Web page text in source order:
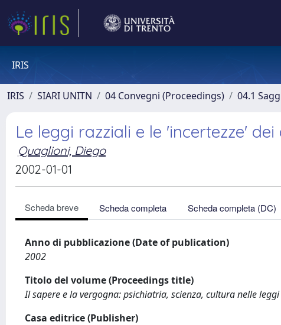
IRIS
IRIS SIARI UNITN 04 Convegni (Proceedings) 04.1
Le leggi razziali e le 'incertezze'
Quaglioni, Diego
2002-01-01
Scheda breve Scheda completa Scheda completa (DC)
Anno di pubblicazione (Date of publication)
2002
Titolo del volume (Proceedings title)
Il sapere e la vergogna: psichiatria, scienza, cultura nelle
Casa editrice (Publisher)